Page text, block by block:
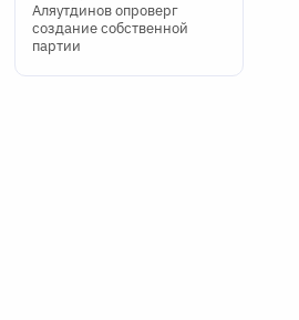
Аляутдинов опроверг
создание собственной
партии